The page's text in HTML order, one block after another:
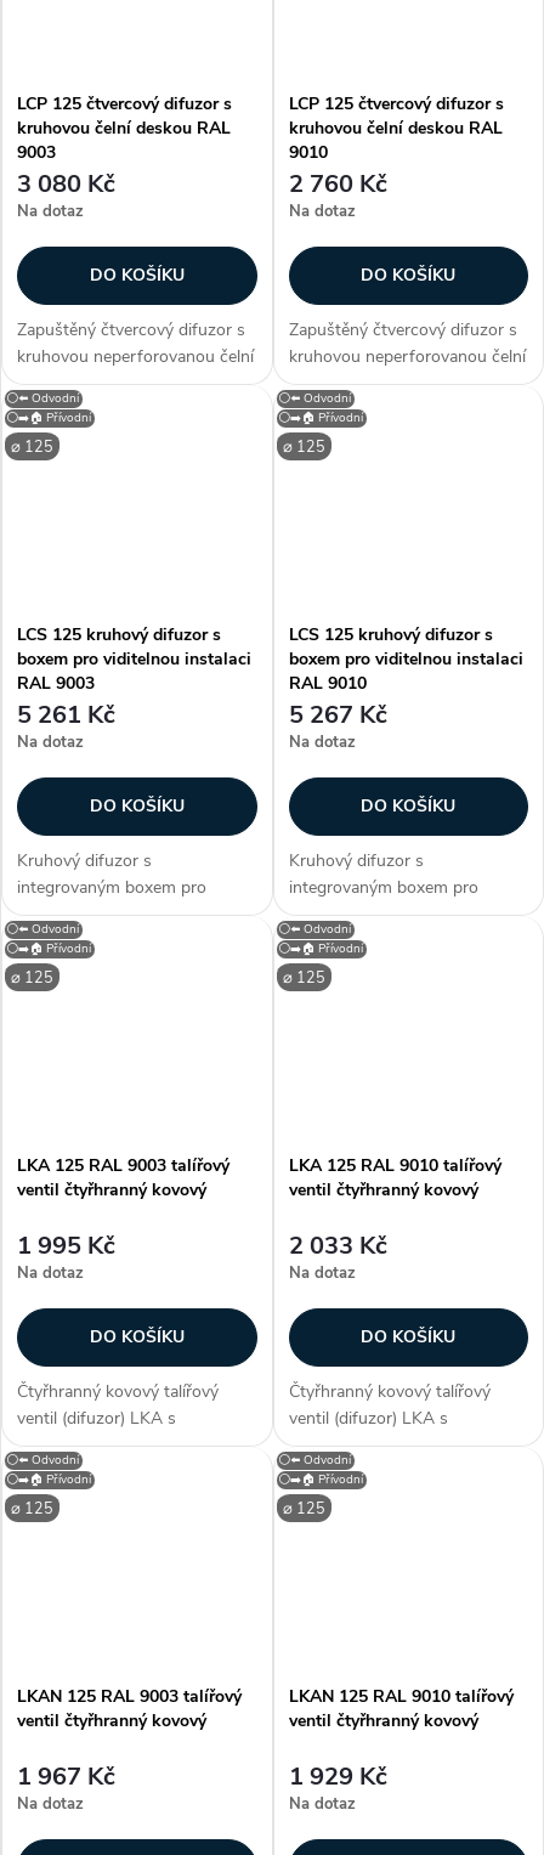
LCP 125 čtvercový difuzor s
kruhovou čelní deskou RAL
9003
3 080 Kč
Na dotaz
DO KOŠÍKU
Zapuštěný čtvercový difuzor s
kruhovou neperforovanou čelní
deskou LCP 125 pro instalaci
do stropních systémů a
permanentních stropů. Difuzor
lze použít pro přívod i...
LCP 125 čtvercový difuzor s
kruhovou čelní deskou RAL
9010
2 760 Kč
Na dotaz
DO KOŠÍKU
Zapuštěný čtvercový difuzor s
kruhovou neperforovanou čelní
deskou LCP 125 pro instalaci
do stropních systémů a
permanentních stropů. Difuzor
lze použít pro přívod i...
⌀ 125
⚪⬅️ Odvodní
⚪➡️🏠 Přívodní
LCS 125 kruhový difuzor s
boxem pro viditelnou instalaci
RAL 9003
5 261 Kč
Na dotaz
DO KOŠÍKU
Kruhový difuzor s
integrovaným boxem pro
viditelnou instalaci LCS 125.
Difuzor je vybaven
neperforovanou čelní deskou a
lze jej použít pro přívod i odvod
⌀ 125
⚪⬅️ Odvodní
⚪➡️🏠 Přívodní
LCS 125 kruhový difuzor s
boxem pro viditelnou instalaci
RAL 9010
5 267 Kč
Na dotaz
DO KOŠÍKU
Kruhový difuzor s
integrovaným boxem pro
viditelnou instalaci LCS 125.
Difuzor je vybaven
neperforovanou čelní deskou a
lze jej použít pro přívod i odvod
⌀ 125
⚪⬅️ Odvodní
⚪➡️🏠 Přívodní
LKA 125 RAL 9003 talířový
ventil čtyřhranný kovový
1 995 Kč
Na dotaz
DO KOŠÍKU
Čtyřhranný kovový talířový
ventil (difuzor) LKA s
průměrem připojení 125 mm. S
neperforovaným čelním
panelem je určen pro přívod a
odvod vzduchu. Kruhový
⌀ 125
⚪⬅️ Odvodní
⚪➡️🏠 Přívodní
LKA 125 RAL 9010 talířový
ventil čtyřhranný kovový
2 033 Kč
Na dotaz
DO KOŠÍKU
Čtyřhranný kovový talířový
ventil (difuzor) LKA s
průměrem připojení 125 mm. S
neperforovaným čelním
panelem je určen pro přívod a
odvod vzduchu. Kruhový
⌀ 125
⚪⬅️ Odvodní
⚪➡️🏠 Přívodní
LKAN 125 RAL 9003 talířový
ventil čtyřhranný kovový
1 967 Kč
Na dotaz
⌀ 125
⚪⬅️ Odvodní
⚪➡️🏠 Přívodní
LKAN 125 RAL 9010 talířový
ventil čtyřhranný kovový
1 929 Kč
Na dotaz